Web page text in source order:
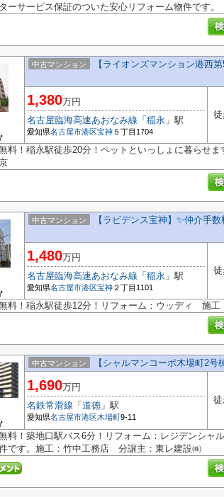
サービス保証のついた安心リフォーム物件です。
中古マンション 【ライオンズマンション港西
1,380万円
名古屋臨海高速あおなみ線 「 稲永 」駅
愛知県名古屋市港区宝神 ５丁目1704
徒
料！稲永駅徒歩20分！ペットといっしょに暮らせ
中古マンション 【ラビデンス宝神】✨️仲介手
1,480万円
名古屋臨海高速あおなみ線 「 稲永 」駅
愛知県名古屋市港区宝神 ２丁目1101
徒
料！稲永駅徒歩12分！リフォーム：ウッディ 施
中古マンション 【シャルマンコーポ木場町2
1,690万円
名鉄常滑線 「 道徳 」駅
愛知県名古屋市港区木場町9-11
徒
料！築地口駅バス6分！リフォーム：レジデンシ
です。施工：竹中工務店 分譲主：東レ建設㈱